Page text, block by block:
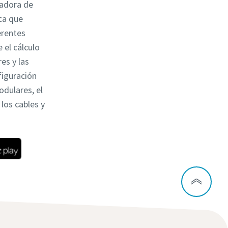
de
que
el cálculo
y las
el
cables y